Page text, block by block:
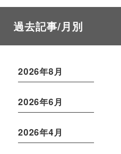
過去記事/月別
2026年8月
2026年6月
2026年4月